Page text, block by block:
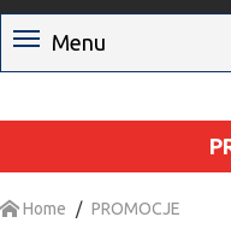
Menu
Home PROMOCJE